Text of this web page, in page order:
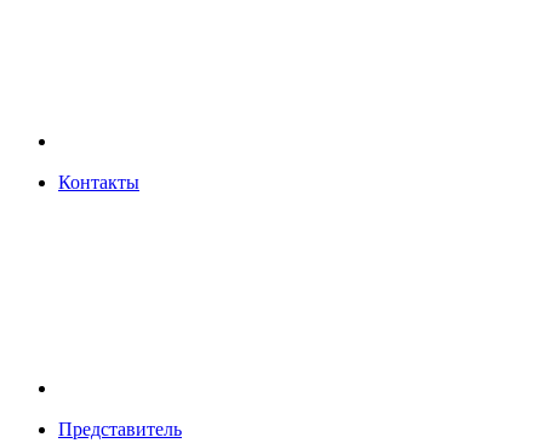
Контакты
Представитель